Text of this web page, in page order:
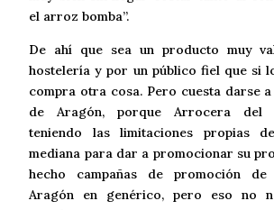
el arroz bomba”.
De ahí que sea un producto muy
hostelería y por un público fiel que si
compra otra cosa. Pero cuesta darse
de Aragón, porque Arrocera del
teniendo las limitaciones propias
mediana para dar a promocionar su
hecho campañas de promoción de
Aragón en genérico, pero eso no